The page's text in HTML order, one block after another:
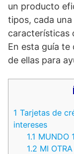
un producto
tipos, cada
características
En esta guía
de ellas para
1 Tarjetas de
intereses
1.1 MUNDO
1.2 MI